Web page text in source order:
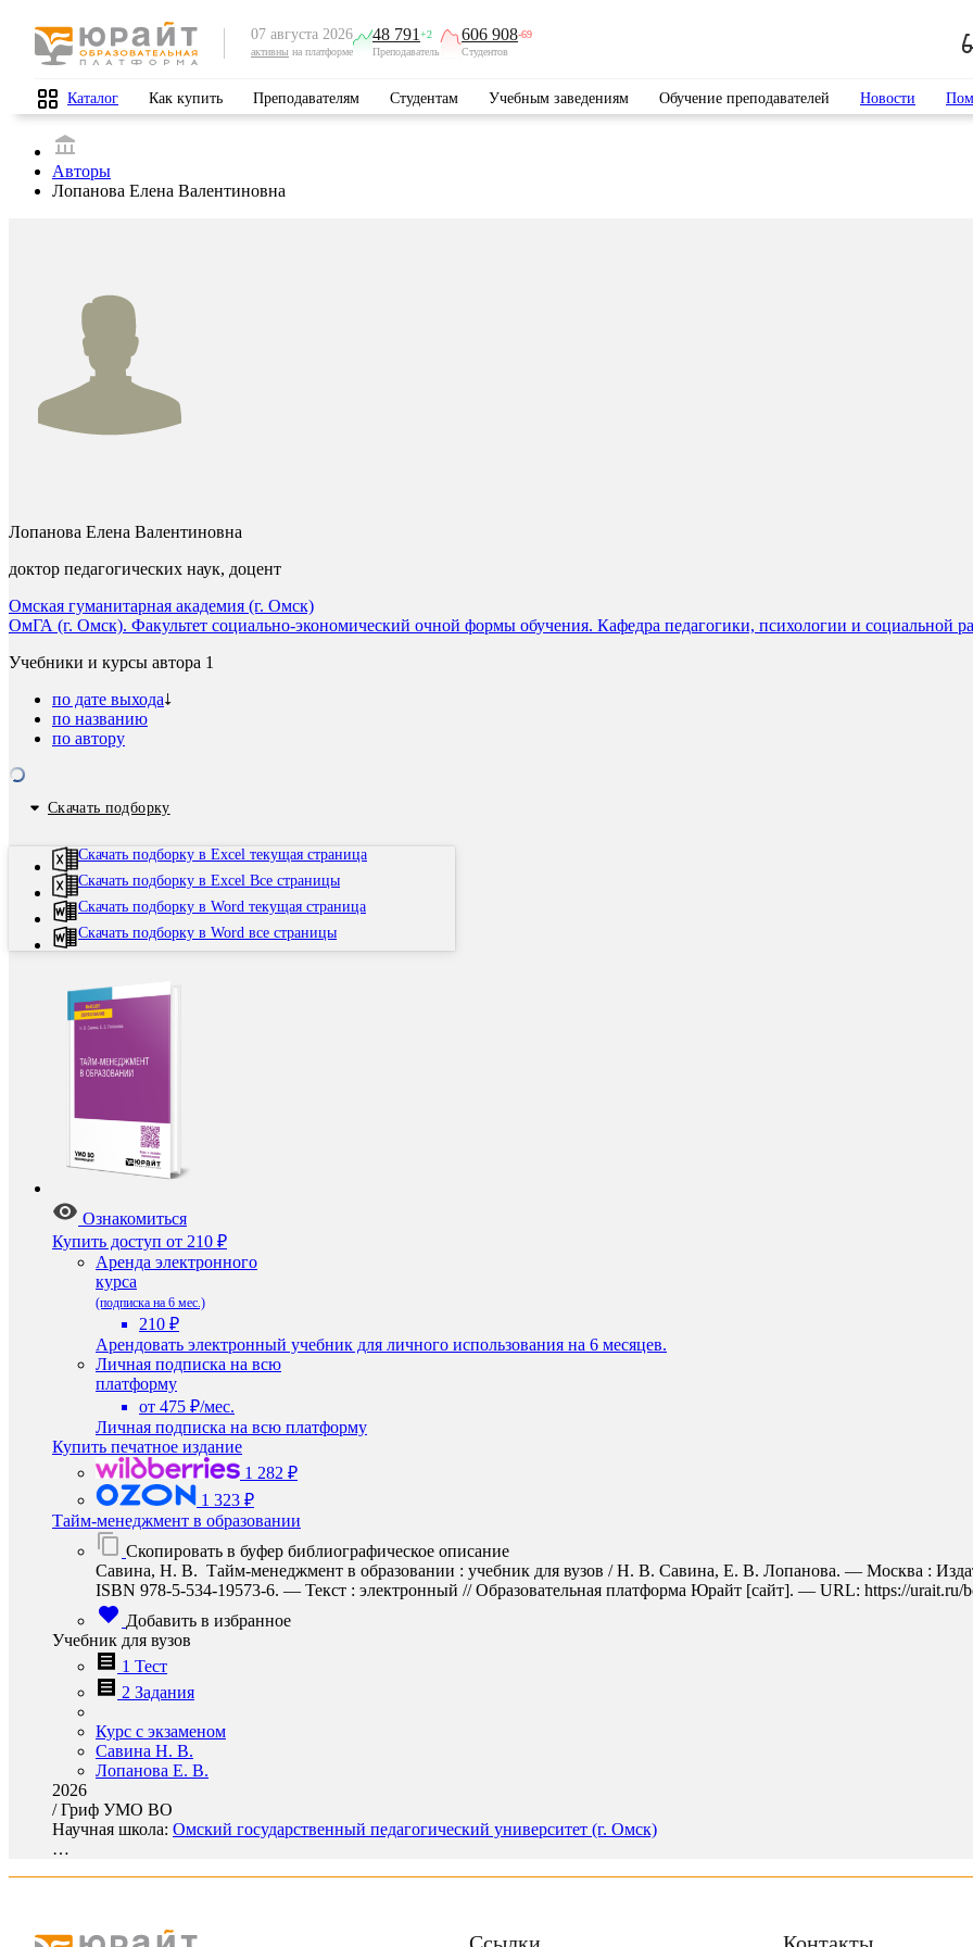
07 августа 2026
активны на платформе
48 791 +2
Преподаватель
606 908-69
Студентов
Каталог Как купить Преподавателям Студентам Учебным заведениям Обучение преподавателей Новости
Авторы
Лопанова Елена Валентиновна
Лопанова Елена Валентиновна
доктор педагогических наук, доцент
Омская гуманитарная академия (г. Омск)
ОмГА (г. Омск). Факультет социально-экономический очной формы обучения. Кафедра педагогики, психологии и социальной
Учебники и курсы автора 1
по дате выхода
по названию
по автору
Скачать подборку
Скачать подборку в Excel текущая страница
Скачать подборку в Excel Все страницы
Скачать подборку в Word текущая страница
Скачать подборку в Word все страницы
Ознакомиться
Купить доступ от 210 ₽
Аренда электронного
курса
(подписка на 6 мес.)
210 ₽
Арендовать электронный учебник для личного использования на 6 месяцев.
Личная подписка на всю
платформу
от 475 ₽/мес.
Личная подписка на всю платформу
Купить печатное издание
1 282 ₽
1 323 ₽
Тайм-менеджмент в образовании
Скопировать в буфер библиографическое описание
Савина, Н. В. Тайм-менеджмент в образовании : учебник для вузов / Н. В. Савина, Е. В. Лопанова. — Москва :
ISBN 978-5-534-19573-6. — Текст : электронный // Образовательная платформа Юрайт [сайт]. — URL: https://urait.ru/
Добавить в избранное
Учебник для вузов
1 Тест
2 Задания
Курс с экзаменом
Савина Н. В.
Лопанова Е. В.
2026
/Гриф УМО ВО
Научная школа: Омский государственный педагогический университет (г. Омск)
…